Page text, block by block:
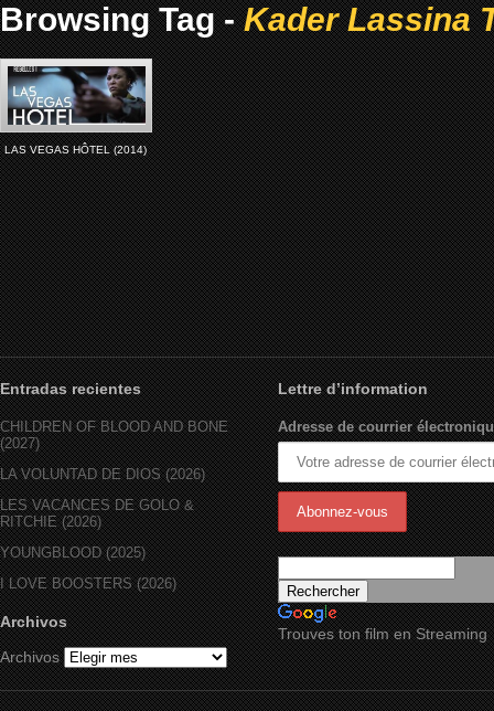
Browsing Tag -Kader Lassina
LAS VEGAS HÔTEL (2014)
Entradas recientes
CHILDREN OF BLOOD AND BONE
(2027)
LA VOLUNTAD DE DIOS (2026)
LES VACANCES DE GOLO &
RITCHIE (2026)
YOUNGBLOOD (2025)
I LOVE BOOSTERS (2026)
Archivos
Archivos
Lettre d’information
Adresse de courrier
Trouves ton film en Streaming